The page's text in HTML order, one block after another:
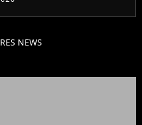
NEWS